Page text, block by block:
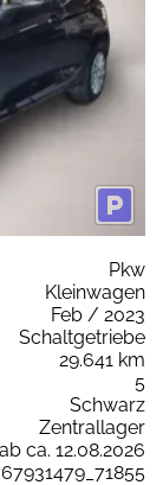
Pkw
Kleinwagen
Feb / 2023
Schaltgetriebe
29.641 km
5
Schwarz
Zentrallager
ab ca. 12.08.2026
67931479_71855